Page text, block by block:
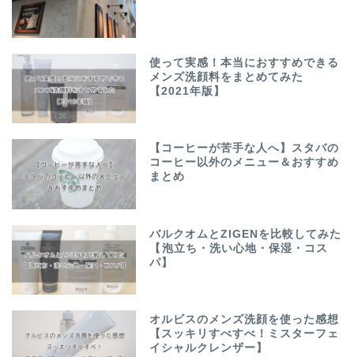
使って実感！本当におすすめできる
メンズ洗顔料をまとめてみた
【2021年版】
【コーヒーが苦手な人へ】スタバの
コーヒー以外のメニュー＆おすすめ
まとめ
バルクオムとZIGENを比較してみた
【泡立ち・洗い心地・保湿・コス
パ】
オルビスのメンズ洗顔を使った感想
【スッキリすべすべ！ミスターフェ
イシャルクレンザー】